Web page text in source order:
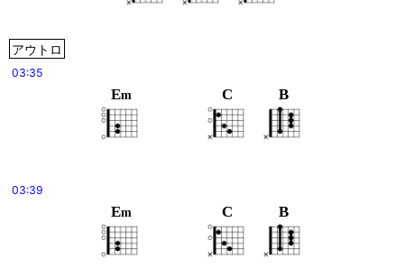
アウトロ
03:35
Em C B
03:39
Em C B